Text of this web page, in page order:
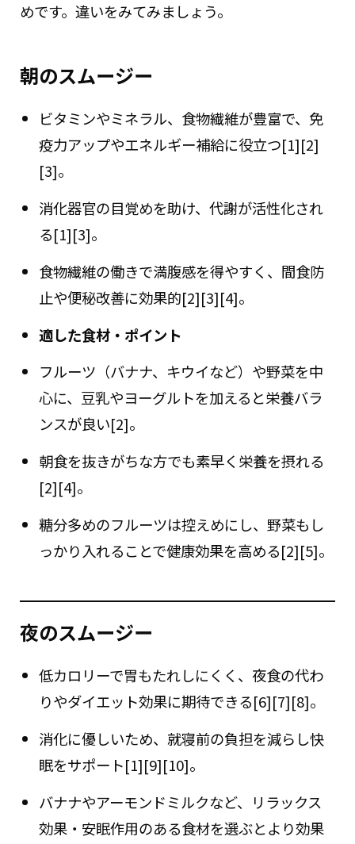
めです。違いをみてみましょう。
朝のスムージー
ビタミンやミネラル、食物繊維が豊富で、免
疫力アップやエネルギー補給に役立つ[1][2]
[3]。
消化器官の目覚めを助け、代謝が活性化され
る[1][3]。
食物繊維の働きで満腹感を得やすく、間食防
止や便秘改善に効果的[2][3][4]。
適した食材・ポイント
フルーツ（バナナ、キウイなど）や野菜を中
心に、豆乳やヨーグルトを加えると栄養バラ
ンスが良い[2]。
朝食を抜きがちな方でも素早く栄養を摂れる
[2][4]。
糖分多めのフルーツは控えめにし、野菜もし
っかり入れることで健康効果を高める[2][5]。
夜のスムージー
低カロリーで胃もたれしにくく、夜食の代わ
りやダイエット効果に期待できる[6][7][8]。
消化に優しいため、就寝前の負担を減らし快
眠をサポート[1][9][10]。
バナナやアーモンドミルクなど、リラックス
効果・安眠作用のある食材を選ぶとより効果